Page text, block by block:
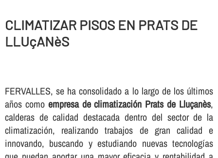
CLIMATIZAR PISOS EN PRATS DE
LLUçANèS
FERVALLES, se ha consolidado a lo largo de los últimos
años como empresa de climatización Prats de Lluçanès,
calderas de calidad destacada dentro del sector de la
climatización, realizando trabajos de gran calidad e
innovando, buscando y estudiando nuevas tecnologí­as